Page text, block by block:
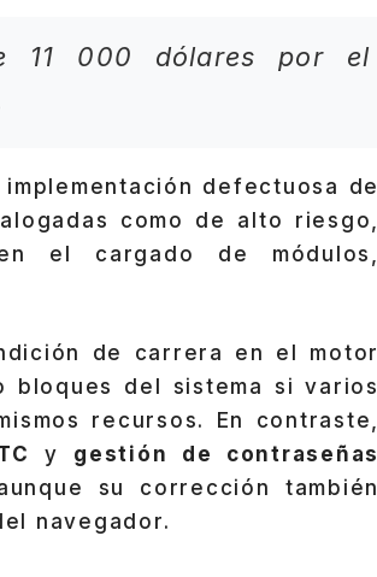
11 000 dólares por el
defectuosa de
como de alto riesgo,
el cargado de módulos,
de carrera en el motor
del sistema si varios
recursos. En contraste,
y gestión de contraseñas
su corrección también
navegador.